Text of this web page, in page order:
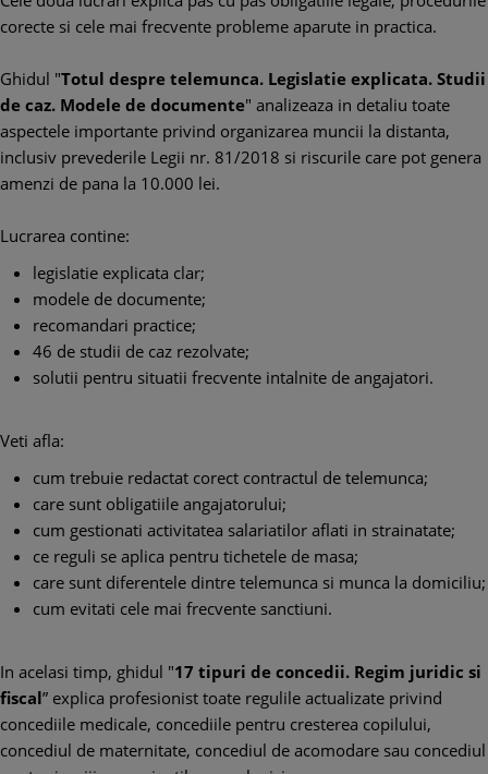
corecte si cele mai frecvente probleme aparute in practica.
Ghidul "Totul despre telemunca. Legislatie explicata. Studii
de caz. Modele de documente" analizeaza in detaliu toate
aspectele importante privind organizarea muncii la distanta,
inclusiv prevederile Legii nr. 81/2018 si riscurile care pot genera
amenzi de pana la 10.000 lei.
Lucrarea contine:
legislatie explicata clar;
modele de documente;
recomandari practice;
46 de studii de caz rezolvate;
solutii pentru situatii frecvente intalnite de angajatori.
Veti afla:
cum trebuie redactat corect contractul de telemunca;
care sunt obligatiile angajatorului;
cum gestionati activitatea salariatilor aflati in strainatate;
ce reguli se aplica pentru tichetele de masa;
care sunt diferentele dintre telemunca si munca la domiciliu;
cum evitati cele mai frecvente sanctiuni.
In acelasi timp, ghidul "17 tipuri de concedii. Regim juridic si
fiscal” explica profesionist toate regulile actualizate privind
concediile medicale, concediile pentru cresterea copilului,
concediul de maternitate, concediul de acomodare sau concediul